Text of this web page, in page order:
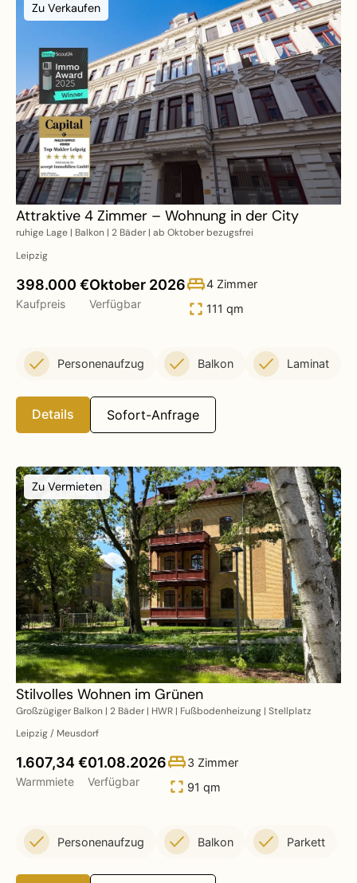
Zu Verkaufen
Attraktive 4 Zimmer – Wohnung in der City
ruhige Lage | Balkon | 2 Bäder | ab Oktober bezugsfrei
Leipzig
398.000 €
Kaufpreis
Oktober 2026
Verfügbar
4 Zimmer
111 qm
Personenaufzug Balkon Laminat
Details Sofort-Anfrage
Zu Vermieten
Stilvolles Wohnen im Grünen
Großzügiger Balkon | 2 Bäder | HWR | Fußbodenheizung | Stellplatz
Leipzig / Meusdorf
1.607,34 €
Warmmiete
01.08.2026
Verfügbar
3 Zimmer
91 qm
Personenaufzug Balkon Parkett